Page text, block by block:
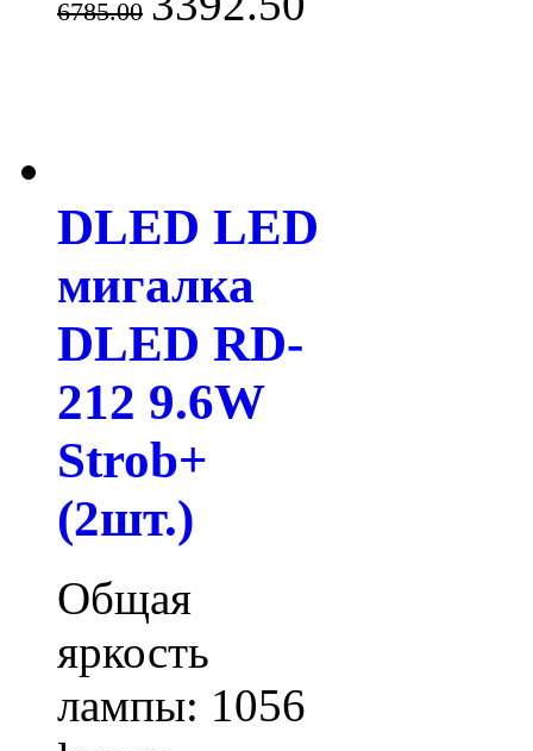
6785.00
DLED LED
мигалка
DLED RD-
212 9.6W
Strob+
(2шт.)
Общая
яркость
лампы: 1056